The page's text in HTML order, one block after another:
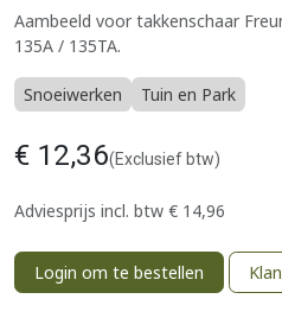
Aambeeld voor takkenschaar
135A / 135TA.
Snoeiwerken Tuin en Park
€ 12,36(Exclusief btw)
Adviesprijs incl. btw € 14,96
Login om te bestellen